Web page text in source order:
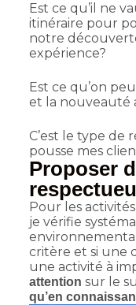
Est ce qu’il ne
itinéraire pour
notre
expérience?
Est ce qu’on
et la nouveauté
C’est le type de
pousse mes
Proposer
Pour les
je vérifie
critère et si une
une activité à
attention sur le
qu’en